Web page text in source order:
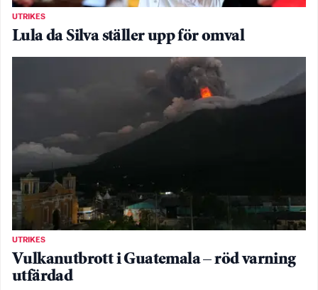
UTRIKES
Lula da Silva ställer upp för omval
UTRIKES
Vulkanutbrott i Guatemala – röd varning
utfärdad